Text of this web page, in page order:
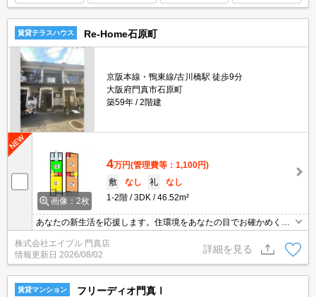
賃貸テラスハウス Re-Home石原町
京阪本線・鴨東線/古川橋駅 徒歩9分
大阪府門真市石原町
築59年
2階建
画像：2枚
4万円(管理費等：1,100円)
敷
なし 礼
なし
1-2階
3DK 46.52m²
あなたの新生活を応援します。住環境をあなたの目でお確かめくだ
さい。
株式会社エイブル 門真店
情報更新日 2026/08/02
詳細を見る
賃貸マンション フリーディオ門真Ⅰ